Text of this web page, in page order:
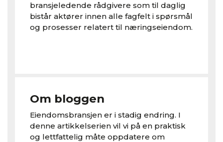
bransjeledende rådgivere som til daglig
bistår aktører innen alle fagfelt i spørsmål
og prosesser relatert til næringseiendom.
Om bloggen
Eiendomsbransjen er i stadig endring. I
denne artikkelserien vil vi på en praktisk
og lettfattelig måte oppdatere om